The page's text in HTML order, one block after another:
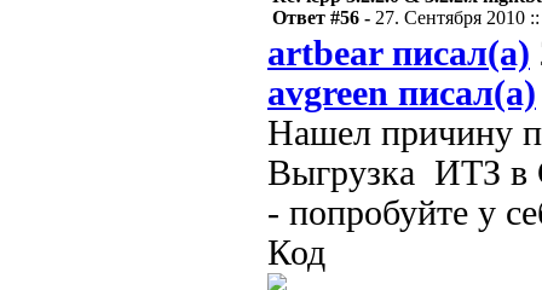
Ответ #56 - 27. Сентября 2010
artbear писал(а)
avgreen писал(а)
Нашел причину
Выгрузка ИТЗ в
- попробуйте у
Код